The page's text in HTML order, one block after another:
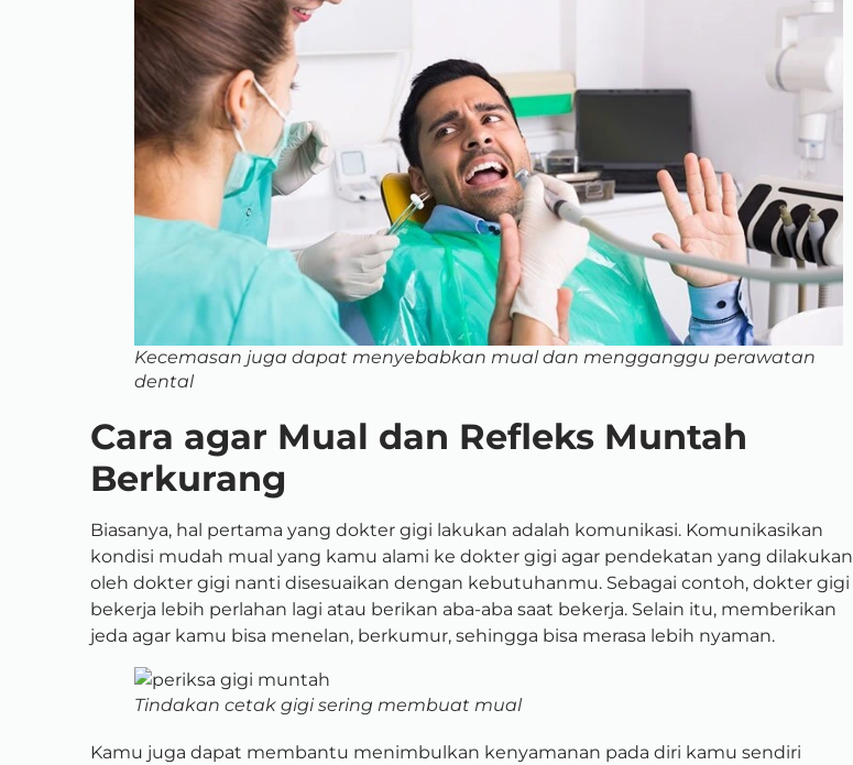
Kecemasan juga dapat menyebabkan mual dan mengganggu perawatan
dental
Cara agar Mual dan Refleks Muntah
Berkurang
Biasanya, hal pertama yang dokter gigi lakukan adalah komunikasi. Komunikasikan
kondisi mudah mual yang kamu alami ke dokter gigi agar pendekatan yang dilakukan
oleh dokter gigi nanti disesuaikan dengan kebutuhanmu. Sebagai contoh, dokter gigi
bekerja lebih perlahan lagi atau berikan aba-aba saat bekerja. Selain itu, memberikan
jeda agar kamu bisa menelan, berkumur, sehingga bisa merasa lebih nyaman.
Tindakan cetak gigi sering membuat mual
Kamu juga dapat membantu menimbulkan kenyamanan pada diri kamu sendiri